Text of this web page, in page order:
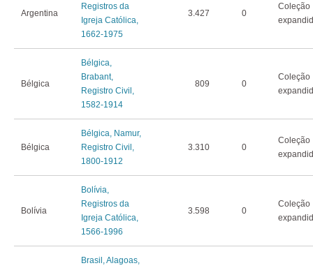
Argentina
Registros da
Igreja Católica,
1662-1975
3.427 0
Coleção
Bélgica
Bélgica,
Brabant,
Registro Civil,
1582-1914
809 0
Coleção
Bélgica
Bélgica, Namur,
Registro Civil,
1800-1912
3.310 0
Coleção
Bolívia
Bolívia,
Registros da
Igreja Católica,
1566-1996
3.598 0
Coleção
Brasil, Alagoas,